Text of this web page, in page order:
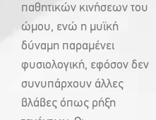
παθητικών κινήσεων του
ώμου, ενώ η μυϊκή
δύναμη παραμένει
φυσιολογική, εφόσον δεν
συνυπάρχουν άλλες
βλάβες όπως ρήξη